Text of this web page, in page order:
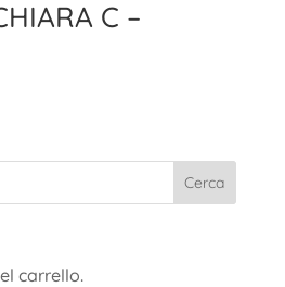
C –
carrello.